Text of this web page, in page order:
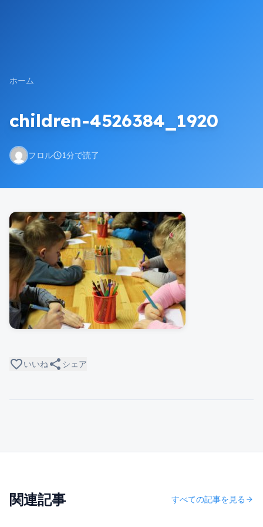
ホーム
children-4526384_1920
フロルschedule1分で読了
favorite_borderいいねshare シェア
関連記事 すべての記事を見る arrow_forward